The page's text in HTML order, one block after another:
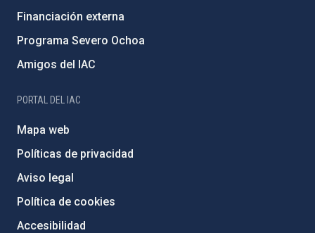
Financiación externa
Programa Severo Ochoa
Amigos del IAC
PORTAL DEL IAC
Mapa web
Políticas de privacidad
Aviso legal
Política de cookies
Accesibilidad